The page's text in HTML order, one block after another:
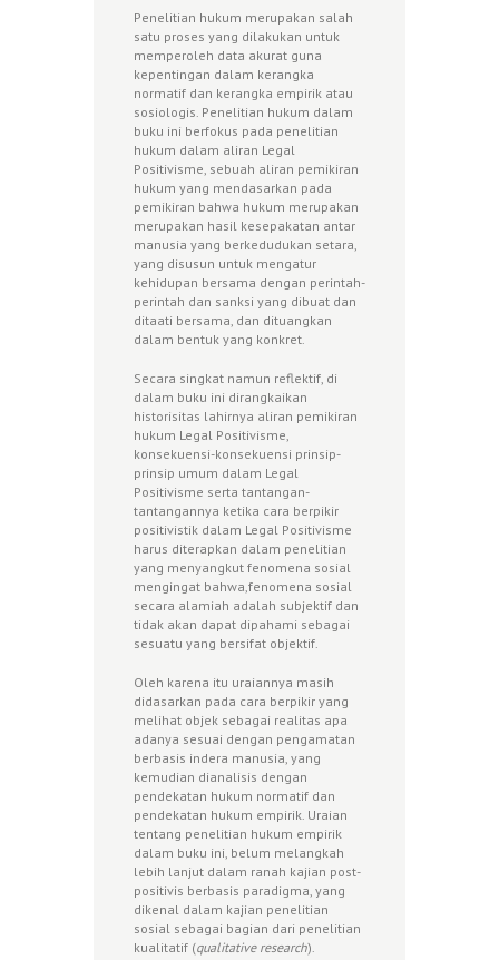
Penelitian hukum merupakan salah
satu proses yang dilakukan untuk
memperoleh data akurat guna
kepentingan dalam kerangka
normatif dan kerangka empirik atau
sosiologis. Penelitian hukum dalam
buku ini berfokus pada penelitian
hukum dalam aliran Legal
Positivisme, sebuah aliran pemikiran
hukum yang mendasarkan pada
pemikiran bahwa hukum merupakan
merupakan hasil kesepakatan antar
manusia yang berkedudukan setara,
yang disusun untuk mengatur
kehidupan bersama dengan perintah-
perintah dan sanksi yang dibuat dan
ditaati bersama, dan dituangkan
dalam bentuk yang konkret.
Secara singkat namun reflektif, di
dalam buku ini dirangkaikan
historisitas lahirnya aliran pemikiran
hukum Legal Positivisme,
konsekuensi-konsekuensi prinsip-
prinsip umum dalam Legal
Positivisme serta tantangan-
tantangannya ketika cara berpikir
positivistik dalam Legal Positivisme
harus diterapkan dalam penelitian
yang menyangkut fenomena sosial
mengingat bahwa,fenomena sosial
secara alamiah adalah subjektif dan
tidak akan dapat dipahami sebagai
sesuatu yang bersifat objektif.
Oleh karena itu uraiannya masih
didasarkan pada cara berpikir yang
melihat objek sebagai realitas apa
adanya sesuai dengan pengamatan
berbasis indera manusia, yang
kemudian dianalisis dengan
pendekatan hukum normatif dan
pendekatan hukum empirik. Uraian
tentang penelitian hukum empirik
dalam buku ini, belum melangkah
lebih lanjut dalam ranah kajian post-
positivis berbasis paradigma, yang
dikenal dalam kajian penelitian
sosial sebagai bagian dari penelitian
kualitatif (qualitative research).